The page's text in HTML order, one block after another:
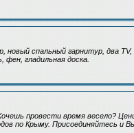
спальный гарнитур, два TV,
фен, гладильная доска.
провести время весело?
по Крыму. Присоединяйтесь и